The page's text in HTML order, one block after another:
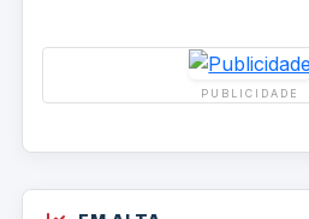
PUBLICIDADE